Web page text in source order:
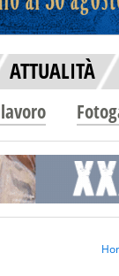
ATTUALITÀ